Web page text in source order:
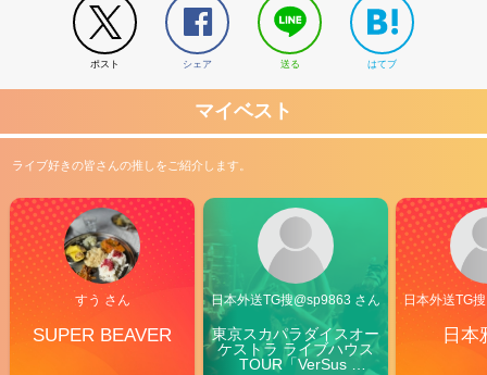
ポスト シェア 送る はてブ
マイベスト
ライブ好きの皆さんの推しをご紹介します。
すう さん
SUPER BEAVER
日本外送TG搜@sp9863 さん
東京スカパラダイスオー
ケストラ ライブハウス
TOUR「VerSus
日本外送TG
日本